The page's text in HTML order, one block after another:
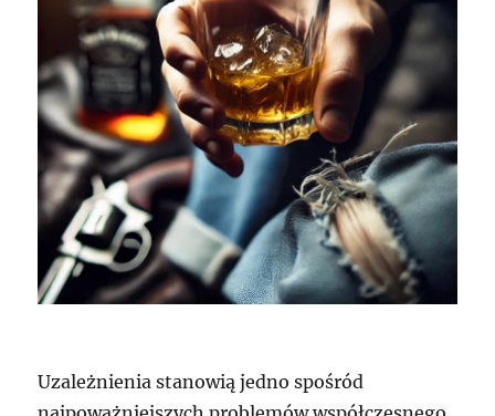
Uzależnienia stanowią jedno spośród